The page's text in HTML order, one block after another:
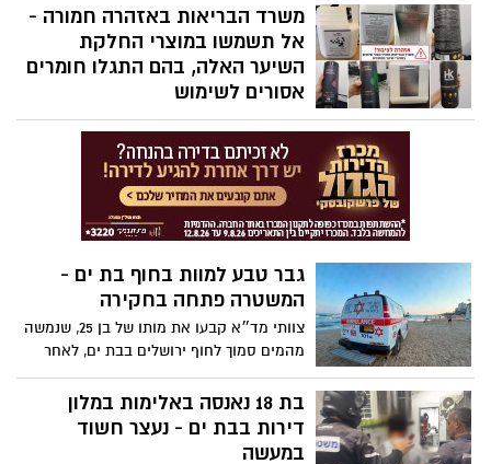
ההזדמנות הבאה שלכם. המוזיאון לתרבות
הפלשתים באשדוד פרסם מודעת דרושים
למשרת מנהל/ת מחלקת חינוך בהיקף של
משרה מלאה.
משרד הבריאות באזהרה חמורה -
אל תשמשו במוצרי החלקת
השיער האלה, בהם התגלו חומרים
אסורים לשימוש
לאחר בדיקות מעבדה שבוצעו למוצרים
שנתפסו בתשעה סניפי רשת "מרכז
ההחלקות", מזהיר משרד הבריאות מפני
שימוש במוצרי החלקה ושמפו שאינם רשומים
כחוק. בחלק מהמוצרים נמצאה חומצה
גליאוקסילית האסורה לשימוש בהחלקות
- חומר המוגדר כמסרטן
גבר טבע למוות בחוף בת ים -
המשטרה פתחה בחקירה
צוותי מד״א קבעו את מותו של בן 25, שנמשה
מהמים סמוך לחוף ירושלים בבת ים, לאחר
טביעה
בת 18 נאנסה באלימות במלון
דירות בבת ים - נעצר חשוד
במעשה